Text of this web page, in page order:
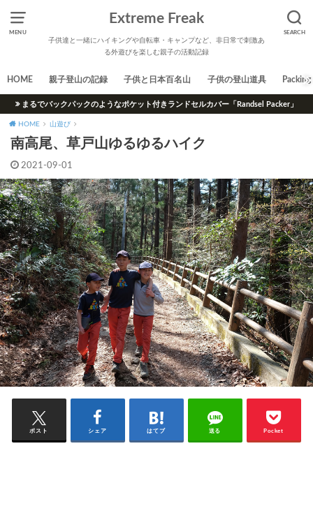
MENU SEARCH
Extreme Freak
子供達と一緒にハイキングや自転車・キャンプなど、非日常で刺激あ
る外遊びを楽しむ親子の活動記録
HOME 親子登山の記録 子供と日本百名山 子供の登山道具 Packing
まるでバックパックのようなポケット付きランドセルカバー「Randsel Packer」
HOME 山遊び
南高尾、草戸山ゆるゆるハイク
2021-09-01
ポスト シェア はてブ 送る Pocket